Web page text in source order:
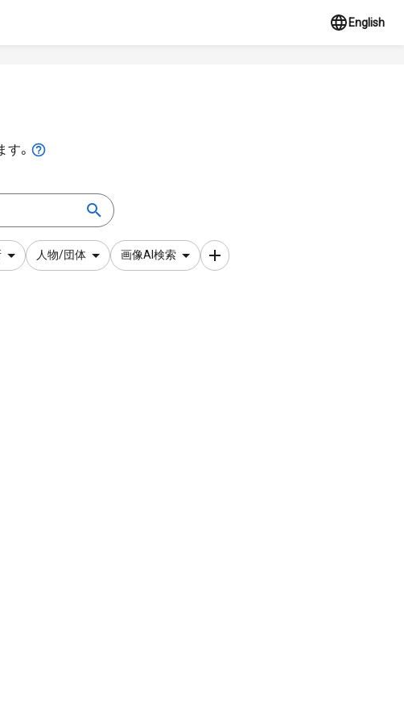
English
。
人物/団体 画像AI検索